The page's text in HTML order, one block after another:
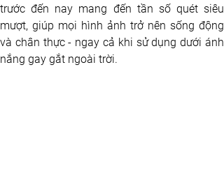
trước đến nay mang đến tần số quét siêu
mượt, giúp mọi hình ảnh trở nên sống động
và chân thực - ngay cả khi sử dụng dưới ánh
nắng gay gắt ngoài trời.